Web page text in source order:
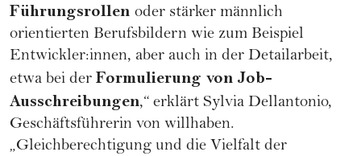
Führungsrollen oder stärker männlich
orientierten Berufsbildern wie zum Beispiel
Entwickler:innen, aber auch in der Detailarbeit,
etwa bei der Formulierung von Job-
Ausschreibungen,“ erklärt Sylvia Dellantonio,
Geschäftsführerin von willhaben.
„Gleichberechtigung und die Vielfalt der